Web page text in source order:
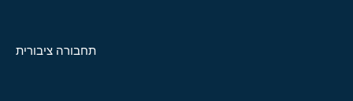
תחבורה ציבורית